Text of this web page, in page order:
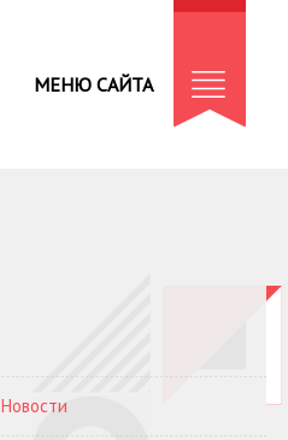
МЕНЮ САЙТА
Новости